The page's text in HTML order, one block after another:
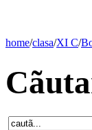
home/clasa/XI C/